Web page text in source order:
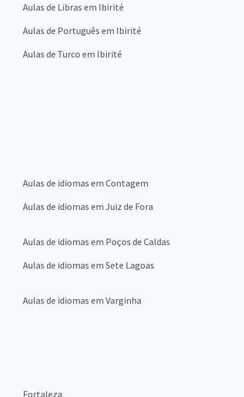
Aulas de Libras em Ibirité
Aulas de Português em Ibirité
Aulas de Turco em Ibirité
Aulas de idiomas em Contagem
Aulas de idiomas em Juiz de Fora
Aulas de idiomas em Poços de Caldas
Aulas de idiomas em Sete Lagoas
Aulas de idiomas em Varginha
Fortaleza